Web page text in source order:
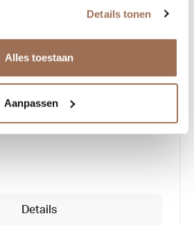
Details tonen
Alles toestaan
Aanpassen
enfants Mina
Details